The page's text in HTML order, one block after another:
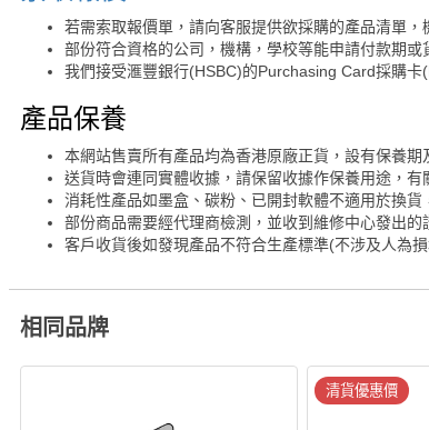
若需索取報價單，請向客服提供欲採購的產品清單
部份符合資格的公司，機構，學校等能申請付款期
我們接受滙豐銀行(HSBC)的Purchasing Card採購卡
產品保養
本網站售賣所有產品均為香港原廠正貨，設有保養期
送貨時會連同實體收據，請保留收據作保養用途，
消耗性產品如墨盒、碳粉、已開封軟體不適用於換
部份商品需要經代理商檢測，並收到維修中心發出
客戶收貨後如發現產品不符合生產標準(不涉及人為
相同品牌
清貨優惠價